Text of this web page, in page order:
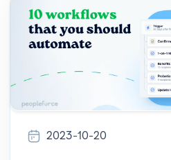
2023-10-20